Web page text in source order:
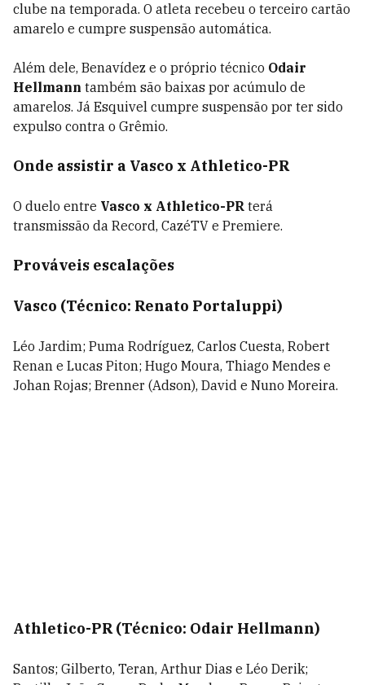
clube na temporada. O atleta recebeu o terceiro cartão
amarelo e cumpre suspensão automática.
Além dele, Benavídez e o próprio técnico Odair
Hellmann também são baixas por acúmulo de
amarelos. Já Esquivel cumpre suspensão por ter sido
expulso contra o Grêmio.
Onde assistir a Vasco x Athletico-PR
O duelo entre Vasco x Athletico-PR terá
transmissão da Record, CazéTV e Premiere.
Prováveis escalações
Vasco (Técnico: Renato Portaluppi)
Léo Jardim; Puma Rodríguez, Carlos Cuesta, Robert
Renan e Lucas Piton; Hugo Moura, Thiago Mendes e
Johan Rojas; Brenner (Adson), David e Nuno Moreira.
Athletico-PR (Técnico: Odair Hellmann)
Santos; Gilberto, Teran, Arthur Dias e Léo Derik;